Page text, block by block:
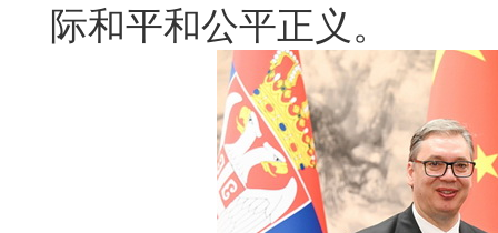
际和平和公平正义。